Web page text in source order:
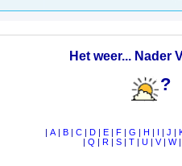
Het weer... Nader
?
| A | B | C | D | E | F | G | H | I | J |
| Q | R| S| T| U| V| W